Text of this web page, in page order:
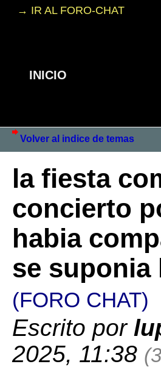
→ IR AL FORO-CHAT
INICIO
Volver al indice de temas
la fiesta
concierto
habia
se suponia
(FORO CHAT)
Escrito por
2025, 11:38